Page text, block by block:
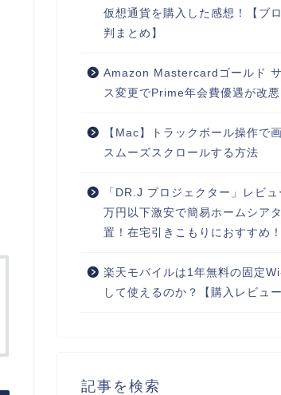
仮想通貨を購入した感想！【ブ
判まとめ】
Amazon Mastercardゴールド
ス変更でPrime年会費優遇が改悪
【Mac】トラックボール操作で
スムーズスクロールする方法
「DR.J プロジェクター」レビュ
万円以下激安で簡易ホームシア
置！在宅引きこもりにおすすめ！
楽天モバイルは1年無料の固定
して使えるのか？【購入レビュー
記事を検索